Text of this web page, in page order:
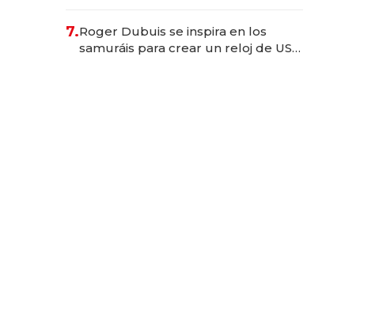
7.Roger Dubuis se inspira en los
samuráis para crear un reloj de US$